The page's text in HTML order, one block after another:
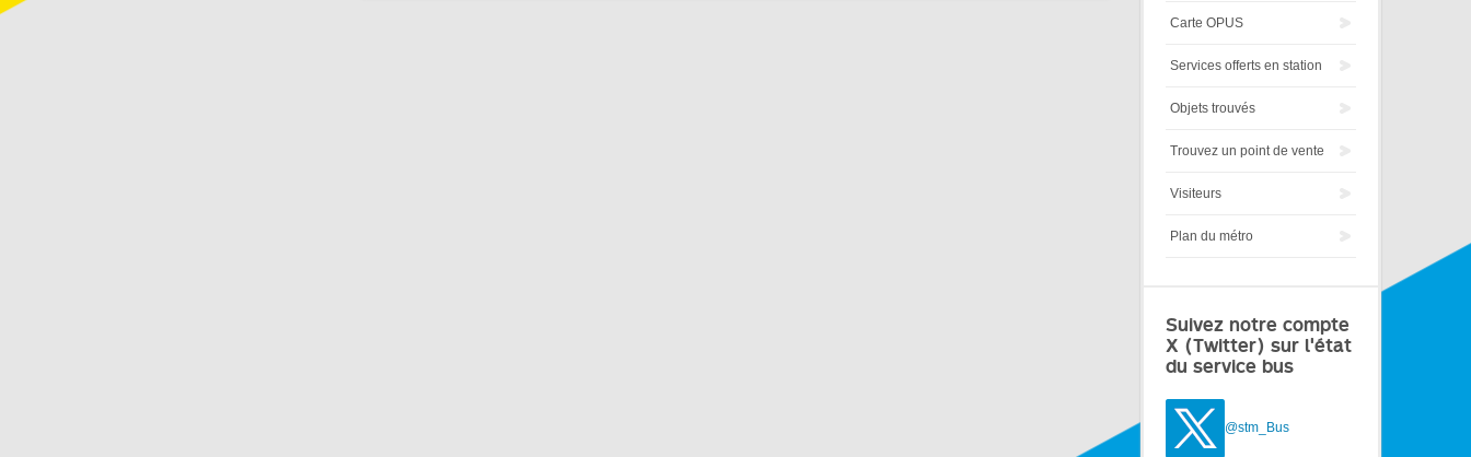
Carte OPUS
Services offerts en station
Objets trouvés
Trouvez un point de vente
Visiteurs
Plan du métro
Suivez notre compte
X (Twitter) sur l'état
du service bus
@stm_Bus